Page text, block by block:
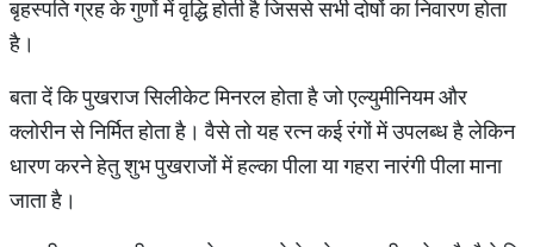
बृहस्पति ग्रह के गुणों में वृद्धि होती है जिससे सभी दोषों का निवारण होता
है।
बता दें कि पुखराज सिलीकेट मिनरल होता है जो एल्युमीनियम और
क्लोरीन से निर्मित होता है। वैसे तो यह रत्न कई रंगों में उपलब्ध है लेकिन
धारण करने हेतु शुभ पुखराजों में हल्का पीला या गहरा नारंगी पीला माना
जाता है।